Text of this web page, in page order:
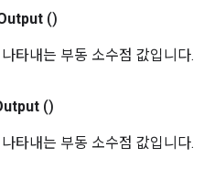
()
타내는 부동 소수점 값입니다.
()
타내는 부동 소수점 값입니다.